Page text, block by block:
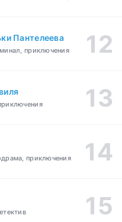
Пантелеева
приключения
приключения